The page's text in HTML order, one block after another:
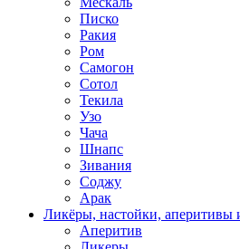
Писко
Ракия
Ром
Самогон
Сотол
Текила
Узо
Чача
Шнапс
Зивания
Соджу
Арак
Ликёры, настойки, аперитивы
Аперитив